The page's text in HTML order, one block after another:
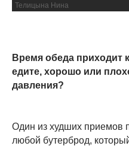
Телицына Нина
Время обеда приходит
едите, хорошо или
давления?
Один из худших приемов
любой бутерброд,